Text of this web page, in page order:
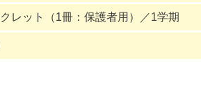
レット（1冊：保護者用）／1学期